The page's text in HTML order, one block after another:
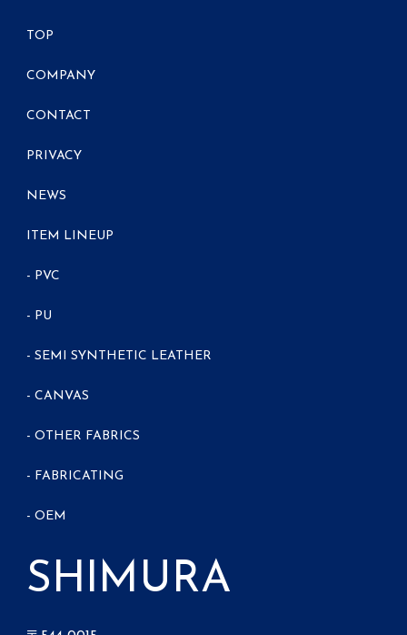
SHIMURA
TOP
COMPANY
CONTACT
PRIVACY
NEWS
ITEM LINEUP
- PVC
- PU
- SEMI SYNTHETIC LEATHER
- CANVAS
- OTHER FABRICS
- FABRICATING
- OEM